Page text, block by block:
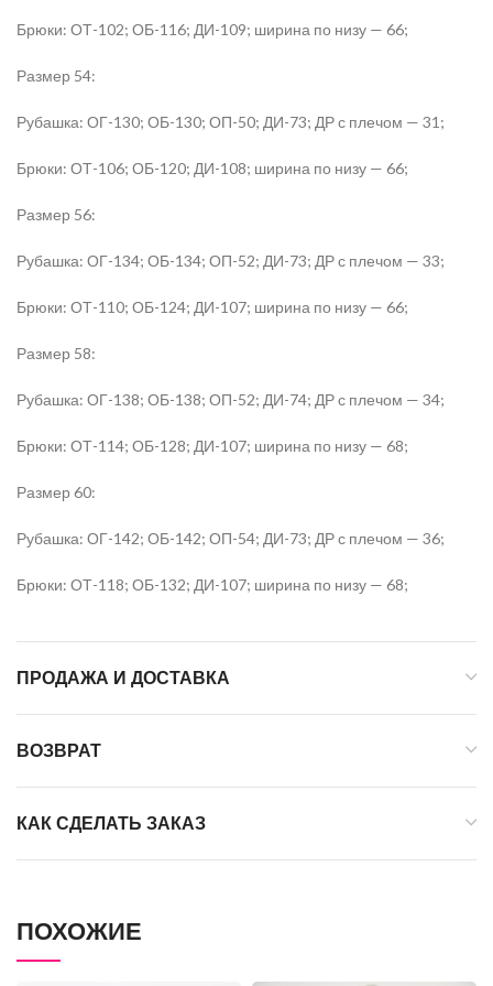
Брюки: ОТ-102; ОБ-116; ДИ-109; ширина по низу — 66;
Размер 54:
Рубашка: ОГ-130; ОБ-130; ОП-50; ДИ-73; ДР с плечом — 31;
Брюки: ОТ-106; ОБ-120; ДИ-108; ширина по низу — 66;
Размер 56:
Рубашка: ОГ-134; ОБ-134; ОП-52; ДИ-73; ДР с плечом — 33;
Брюки: ОТ-110; ОБ-124; ДИ-107; ширина по низу — 66;
Размер 58:
Рубашка: ОГ-138; ОБ-138; ОП-52; ДИ-74; ДР с плечом — 34;
Брюки: ОТ-114; ОБ-128; ДИ-107; ширина по низу — 68;
Размер 60:
Рубашка: ОГ-142; ОБ-142; ОП-54; ДИ-73; ДР с плечом — 36;
Брюки: ОТ-118; ОБ-132; ДИ-107; ширина по низу — 68;
ПРОДАЖА И ДОСТАВКА
ВОЗВРАТ
КАК СДЕЛАТЬ ЗАКАЗ
ПОХОЖИЕ